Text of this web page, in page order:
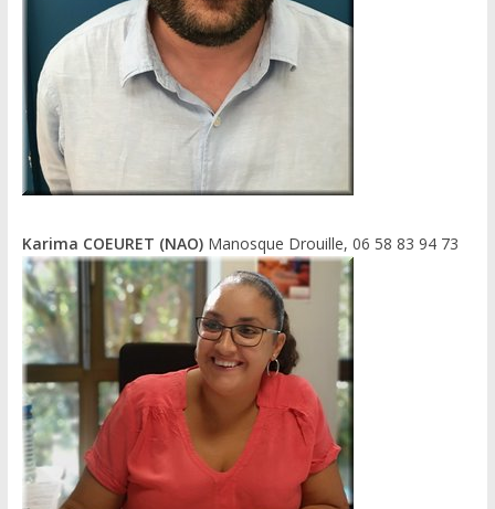
Karima COEURET (NAO)Manosque Drouille, 06 58 83 94 73